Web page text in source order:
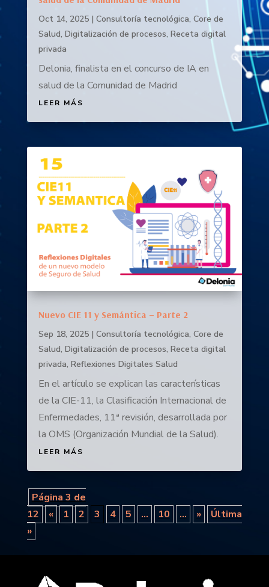
Oct 14, 2025| Consultoría tecnológica, Core de
Salud, Digitalización de procesos, Receta digital
privada
Delonia, finalista en el concurso de IA en
salud de la Comunidad de Madrid
LEER MÁS
Nuevo CIE 11 y Semántica – Parte 2
Sep 18, 2025| Consultoría tecnológica, Core de
Salud, Digitalización de procesos, Receta digital
privada, Reflexiones Digitales Salud
En el artículo se explican las características
de la CIE-11, la Clasificación Internacional de
Enfermedades, 11ª revisión, desarrollada por
la OMS (Organización Mundial de la Salud).
LEER MÁS
Página 3 de
12
« 1 2 3 4 5 ... 10 ... »
Última
»